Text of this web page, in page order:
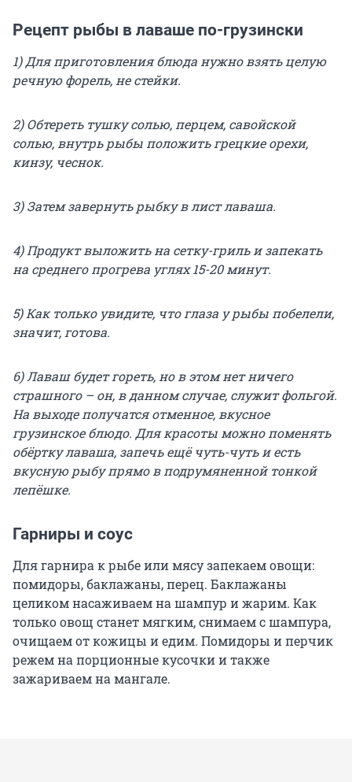
Рецепт рыбы в лаваше по-грузински
1) Для приготовления блюда нужно взять целую
речную форель, не стейки.
2) Обтереть тушку солью, перцем, савойской
солью, внутрь рыбы положить грецкие орехи,
кинзу, чеснок.
3) Затем завернуть рыбку в лист лаваша.
4) Продукт выложить на сетку-гриль и запекать
на среднего прогрева углях 15-20 минут.
5) Как только увидите, что глаза у рыбы побелели,
значит, готова.
6) Лаваш будет гореть, но в этом нет ничего
страшного – он, в данном случае, служит фольгой.
На выходе получатся отменное, вкусное
грузинское блюдо. Для красоты можно поменять
обёртку лаваша, запечь ещё чуть-чуть и есть
вкусную рыбу прямо в подрумяненной тонкой
лепёшке.
Гарниры и соус
Для гарнира к рыбе или мясу запекаем овощи:
помидоры, баклажаны, перец. Баклажаны
целиком насаживаем на шампур и жарим. Как
только овощ станет мягким, снимаем с шампура,
очищаем от кожицы и едим. Помидоры и перчик
режем на порционные кусочки и также
зажариваем на мангале.